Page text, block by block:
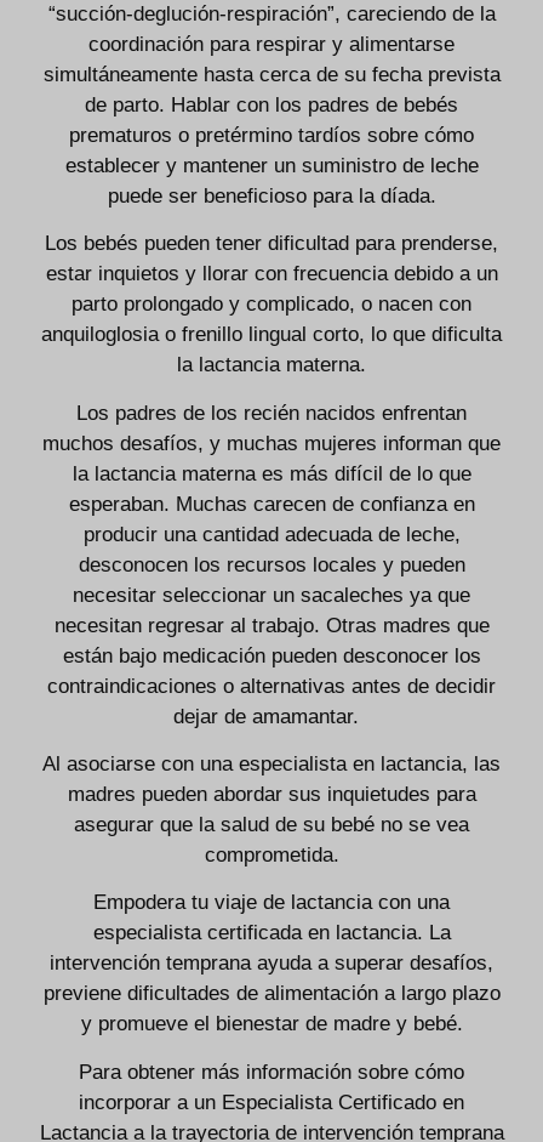
“succión-deglución-respiración”, careciendo de la
coordinación para respirar y alimentarse
simultáneamente hasta cerca de su fecha prevista
de parto. Hablar con los padres de bebés
prematuros o pretérmino tardíos sobre cómo
establecer y mantener un suministro de leche
puede ser beneficioso para la díada.
Los bebés pueden tener dificultad para prenderse,
estar inquietos y llorar con frecuencia debido a un
parto prolongado y complicado, o nacen con
anquiloglosia o frenillo lingual corto, lo que dificulta
la lactancia materna.
Los padres de los recién nacidos enfrentan
muchos desafíos, y muchas mujeres informan que
la lactancia materna es más difícil de lo que
esperaban. Muchas carecen de confianza en
producir una cantidad adecuada de leche,
desconocen los recursos locales y pueden
necesitar seleccionar un sacaleches ya que
necesitan regresar al trabajo. Otras madres que
están bajo medicación pueden desconocer los
contraindicaciones o alternativas antes de decidir
dejar de amamantar.
Al asociarse con una especialista en lactancia, las
madres pueden abordar sus inquietudes para
asegurar que la salud de su bebé no se vea
comprometida.
Empodera tu viaje de lactancia con una
especialista certificada en lactancia. La
intervención temprana ayuda a superar desafíos,
previene dificultades de alimentación a largo plazo
y promueve el bienestar de madre y bebé.
Para obtener más información sobre cómo
incorporar a un Especialista Certificado en
Lactancia a la trayectoria de intervención temprana